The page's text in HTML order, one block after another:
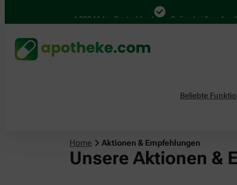
4.000 Mal in Deutschland Online bei Ihrer
Beliebte
Home Aktionen & Empfehlungen
Unsere Aktionen &